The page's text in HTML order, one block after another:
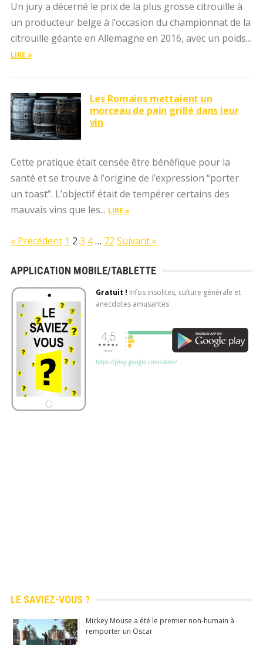
Un jury a décerné le prix de la plus grosse citrouille à
un producteur belge à l’occasion du championnat de la
citrouille géante en Allemagne en 2016, avec un poids...
LIRE »
Les Romains mettaient un
morceau de pain grillé dans leur
vin
Cette pratique était censée être bénéfique pour la
santé et se trouve à l’origine de l’expression “porter
un toast”. L’objectif était de tempérer certains des
mauvais vins que les... LIRE »
« Précédent 1 2 3 4… 72 Suivant »
APPLICATION MOBILE/TABLETTE
Gratuit ! Infos insolites, culture générale et
anecdotes amusantes
https://play.google.com/store/…
LE SAVIEZ-VOUS ?
Mickey Mouse a été le premier non-humain à
remporter un Oscar